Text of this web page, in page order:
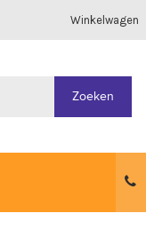
Winkelwagen
Zoeken